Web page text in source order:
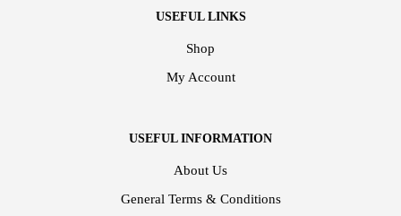
USEFUL LINKS
Shop
My Account
USEFUL INFORMATION
About Us
General Terms & Conditions